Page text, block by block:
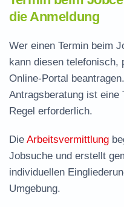
die Anmeldung
Wer einen Termin beim
kann diesen telefonisch,
Online-Portal
Antragsberatung ist eine
Regel erforderlich.
Die Arbeitsvermittlung
Jobsuche und erstellt
individuellen
Umgebung.